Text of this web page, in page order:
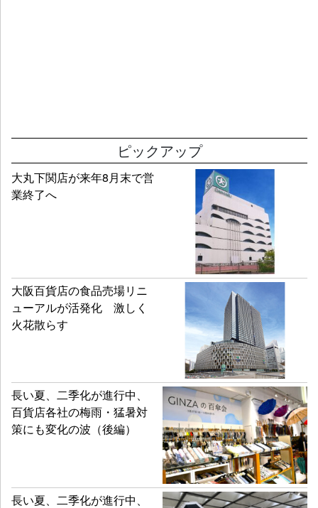
ピックアップ
大丸下関店が来年8月末で営
業終了へ
大阪百貨店の食品売場リニ
ューアルが活発化 激しく
火花散らす
長い夏、二季化が進行中、
百貨店各社の梅雨・猛暑対
策にも変化の波（後編）
長い夏、二季化が進行中、